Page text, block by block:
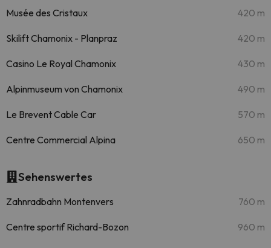
Musée des Cristaux 420 m
Skilift Chamonix - Planpraz 420 m
Casino Le Royal Chamonix 430 m
Alpinmuseum von Chamonix 490 m
Le Brevent Cable Car 570 m
Centre Commercial Alpina 650 m
Sehenswertes
Zahnradbahn Montenvers 760 m
Centre sportif Richard-Bozon 960 m